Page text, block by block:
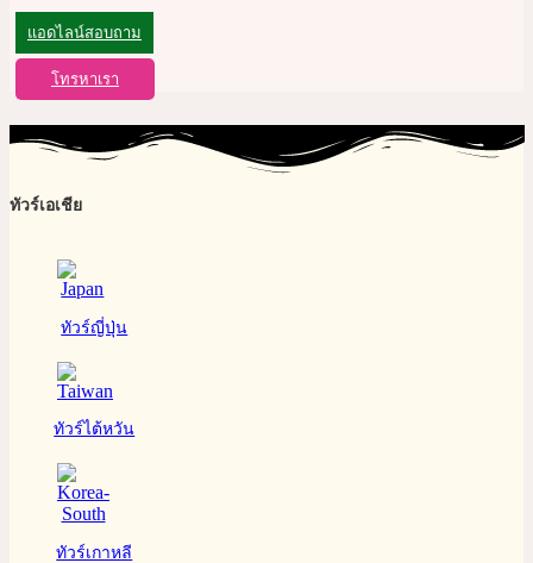
แอดไลน์สอบถาม
โทรหาเรา
ทัวร์เอเชีย
ทัวร์ญี่ปุ่น
ทัวร์ไต้หวัน
ทัวร์เกาหลี